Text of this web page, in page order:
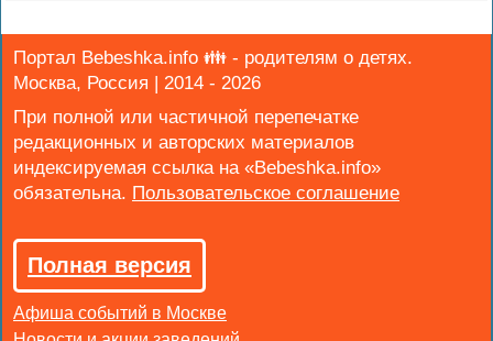
Портал Bebeshka.info 👪 - родителям о детях.
Москва, Россия | 2014 - 2026
При полной или частичной перепечатке
редакционных и авторских материалов
индексируемая ссылка на «Bebeshka.info»
обязательна.
Полная версия
Афиша событий в Москве